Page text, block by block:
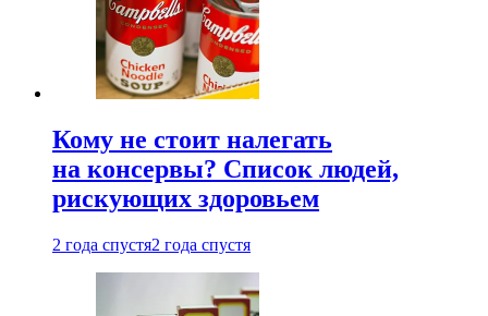
Кому не стоит налегать
на консервы? Список людей,
рискующих здоровьем
2 года спустя2 года спустя